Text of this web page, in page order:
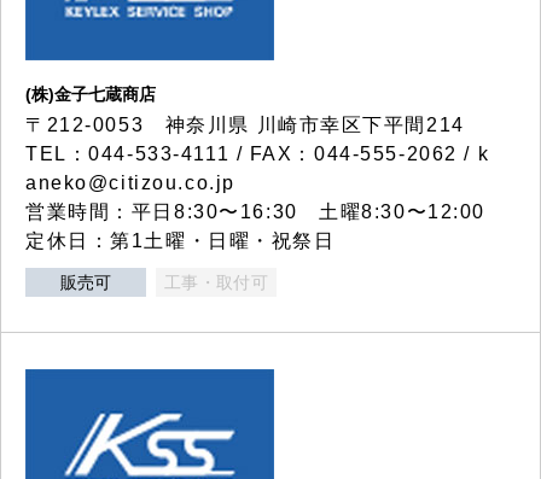
(株)金子七蔵商店
〒212-0053 神奈川県 川崎市幸区下平間214
TEL：044-533-4111 / FAX：044-555-2062 / k
aneko@citizou.co.jp
営業時間：平日8:30〜16:30 土曜8:30〜12:00
定休日：第1土曜・日曜・祝祭日
販売可 工事・取付可